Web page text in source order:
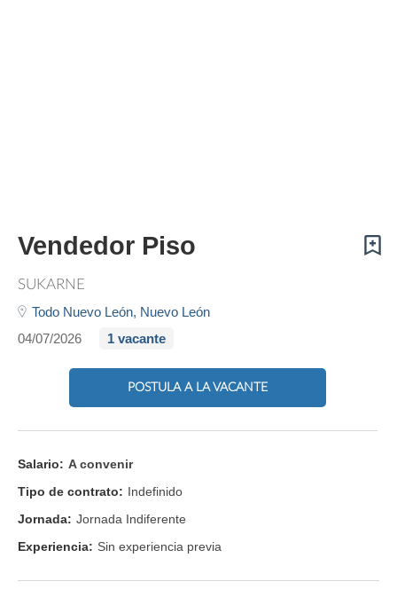
Vendedor Piso
SUKARNE
Todo Nuevo León, Nuevo León
04/07/2026
1 vacante
POSTULA A LA VACANTE
Salario: A convenir
Tipo de contrato: Indefinido
Jornada: Jornada Indiferente
Experiencia: Sin experiencia previa